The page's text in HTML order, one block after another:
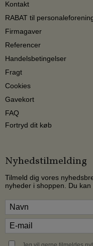
Kontakt
RABAT til
Firmagaver
Referencer
Handelsbetingelser
Fragt
Cookies
Gavekort
FAQ
Fortryd dit køb
Nyhedstilmelding
Tilmeld dig vores
nyheder i shoppen. Du